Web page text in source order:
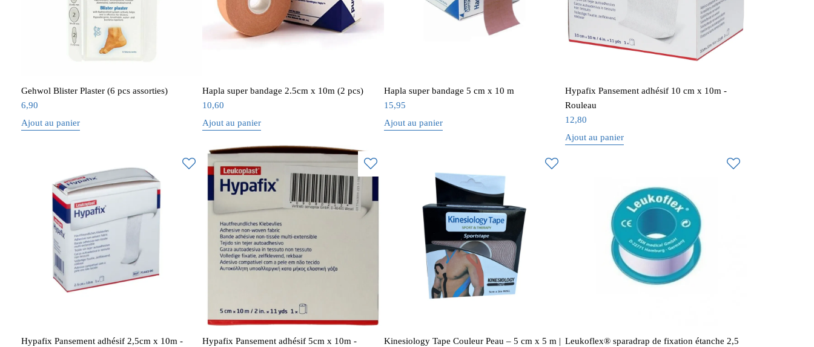
Gehwol Blister Plaster (6 pcs assorties)
6,90
Ajout au panier
Hapla super bandage 2.5cm x 10m (2 pcs)
10,60
Ajout au panier
Hapla super bandage 5 cm x 10 m
15,95
Ajout au panier
Hypafix Pansement adhésif 10 cm x 10m -
Rouleau
12,80
Ajout au panier
Hypafix Pansement adhésif 2,5cm x 10m -
Hypafix Pansement adhésif 5cm x 10m -
Kinesiology Tape Couleur Peau – 5 cm x 5 m | Leukoflex® sparadrap de fixation étanche 2,5